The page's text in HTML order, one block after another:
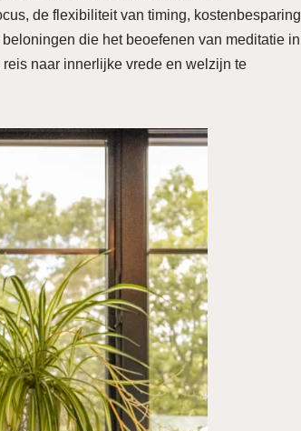
de flexibiliteit van timing, kostenbesparing
die het beoefenen van meditatie in
naar innerlijke vrede en welzijn te